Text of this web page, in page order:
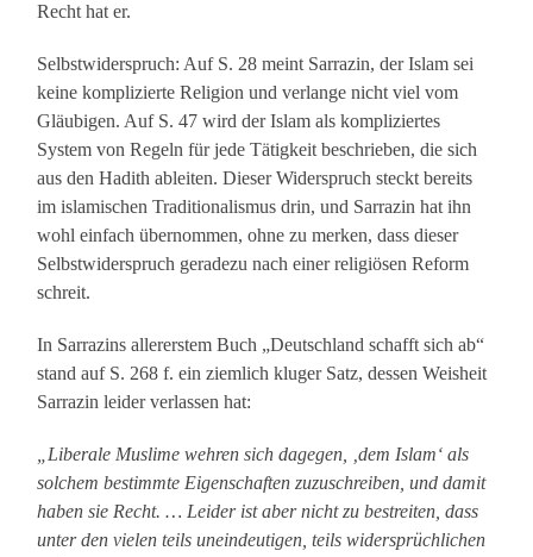
Recht hat er.
Selbstwiderspruch: Auf S. 28 meint Sarrazin, der Islam sei
keine komplizierte Religion und verlange nicht viel vom
Gläubigen. Auf S. 47 wird der Islam als kompliziertes
System von Regeln für jede Tätigkeit beschrieben, die sich
aus den Hadith ableiten. Dieser Widerspruch steckt bereits
im islamischen Traditionalismus drin, und Sarrazin hat ihn
wohl einfach übernommen, ohne zu merken, dass dieser
Selbstwiderspruch geradezu nach einer religiösen Reform
schreit.
In Sarrazins allererstem Buch „Deutschland schafft sich ab“
stand auf S. 268 f. ein ziemlich kluger Satz, dessen Weisheit
Sarrazin leider verlassen hat:
„Liberale Muslime wehren sich dagegen, ‚dem Islam‘ als
solchem bestimmte Eigenschaften zuzuschreiben, und damit
haben sie Recht. … Leider ist aber nicht zu bestreiten, dass
unter den vielen teils uneindeutigen, teils widersprüchlichen